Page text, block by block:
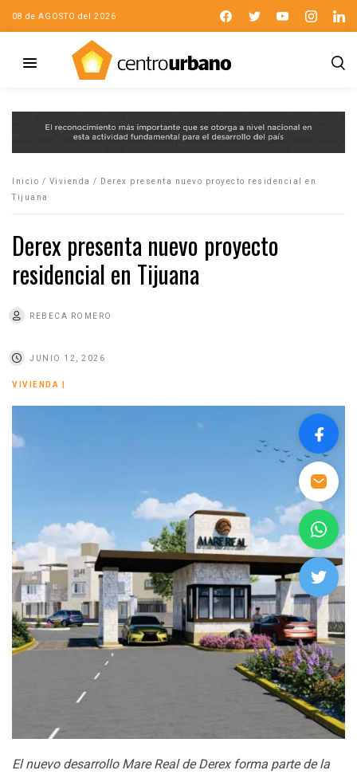
08 de AGOSTO del 2026
Inicio / Vivienda /
Derex presenta nuevo proyecto residencial en
Tijuana
Derex presenta nuevo proyecto
residencial en Tijuana
REBECA ROMERO
JUNIO 12, 2026
VIVIENDA
El nuevo desarrollo Mare Real de Derex forma parte de la